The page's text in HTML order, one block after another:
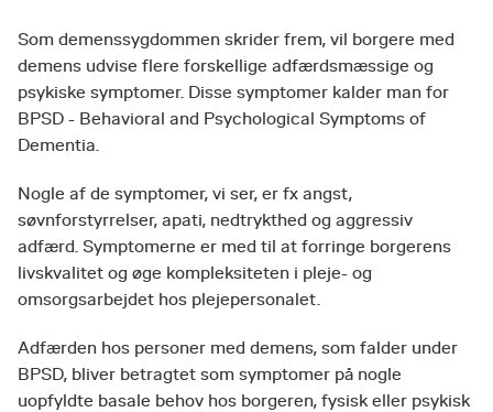
Som demenssygdommen skrider frem, vil borgere med
demens udvise flere forskellige adfærdsmæssige og
psykiske symptomer. Disse symptomer kalder man for
BPSD - Behavioral and Psychological Symptoms of
Dementia.
Nogle af de symptomer, vi ser, er fx angst,
søvnforstyrrelser, apati, nedtrykthed og aggressiv
adfærd. Symptomerne er med til at forringe borgerens
livskvalitet og øge kompleksiteten i pleje- og
omsorgsarbejdet hos plejepersonalet.
Adfærden hos personer med demens, som falder under
BPSD, bliver betragtet som symptomer på nogle
uopfyldte basale behov hos borgeren, fysisk eller psykisk